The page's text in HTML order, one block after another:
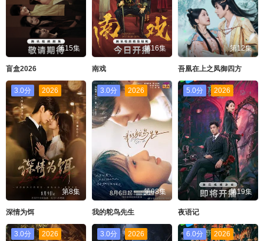
第15集
盲盒2026
第16集
南戏
第12集
吾凰在上之凤御四方
3.0分 2026
第8集
深情为饵
3.0分 2026
第08集
我的鸵鸟先生
5.0分 2026
第19集
夜语记
3.0分 2026 3.0分 2026 6.0分 2026